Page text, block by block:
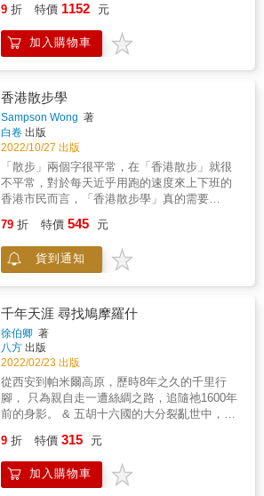
粹是一個最原汁原味的西藏文化、佛法、心靈
交流園地。
視角轉向南美洲，描述他與阿根廷、巴西等國
些國家豐富的文化底蘊和社會現象。 ▎絲路行
──歷史的回音 「絲路行」中，作者追溯了絲綢
之路的歷史脈絡，從古代商隊的驛站到現代的
文化交流，闡述了這條古老交通路線對人類文
明的影響。透過訪問古都長安的碑林、探索沿
途的自然美景和民族風情，讀者可以感受到歷
史與現實的交織。 ▎平路易行──文化的融合
「平路易行」探索了亞平寧半島的豐富歷史和
現代發展。從羅馬的古老遺址到佛羅倫斯的藝
術寶藏，作者不僅講述了這些城市的歷史故
事，也揭示了它們在全球文化中的獨特地位。
透過對比薩斜塔和威尼斯的孤島生活等豐富細
節的描述，呈現了一個多元和融合的文化景
觀。 ▎跑步──個人的探索與發現 「跑步」則
是一種個人視角的探索。作者透過在不同地域
的跑步都是對生活哲學的省思和對自然美的頌
歌。 【一部人類的極簡史】 超越了傳統旅行記
的範疇，以作者的親歷者視角，結合超前的思
維和深邃的思考，挑戰一味的空間敘事。本書
不僅是對一個地區的地理描述，透過深入的文
化解析和生動的文學筆觸，將讀者帶入一個全
方位的知識探索旅程。此書是對我們所生活的
這個世界的一次精彩解讀，對現代社會的有力
評述。 本書特色 作者透過精彩的旅行敘述和深
和事件的獨到見解。從南極到南美，再穿越絲
路至亞平寧半島，作者不僅提供了生動的旅遊
成大建築系名譽教授傅朝卿、資深攝影藝術家
楊鎮豪、作家默雨清晨推薦。
9 折 特價 1152 元
加入購物車
香港散步學
Sampson Wong 著
白卷 出版
2022/10/27 出版
「散步」兩個字很平常，在「香港散步」就很
不平常，對於每天近乎用跑的速度來上下班的
香港市民而言，「香港散步學」真的需要
一本書、十條路線、過百張照片將這門獨家學
問傳授給你。 帶上這本書來一次香港散步沿途
中，你會發現「香港真係好靚」散步結束時，
79 折 特價 545 元
貨到通知
千年天涯 尋找鳩摩羅什
徐伯卿 著
八方 出版
2022/02/23 出版
從西安到帕米爾高原，歷時8年之久的千里行
腳， 只為親自走一遭絲綢之路，追隨祂1600年
前的身影。 & 五胡十六國的大分裂亂世中，羅
扮演了膚慰蒼白心靈的角色，在中國土地上呈
現史無前例的瑰麗風貌。 炳靈寺石窟、天梯山
石窟、玉門關、莫高窟、柏孜克里克千佛洞、
9 折 特價 315 元
加入購物車